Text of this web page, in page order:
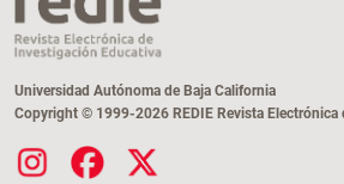
Universidad Autónoma de Baja California
Copyright © 1999-2026 REDIE Revista Electrónica